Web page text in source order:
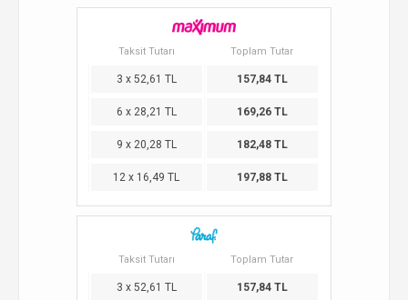
Taksit Tutarı Toplam Tutar
3 x 52,61 TL 157,84 TL
6 x 28,21 TL 169,26 TL
9 x 20,28 TL 182,48 TL
12 x 16,49 TL 197,88 TL
Taksit Tutarı Toplam Tutar
3 x 52,61 TL 157,84 TL